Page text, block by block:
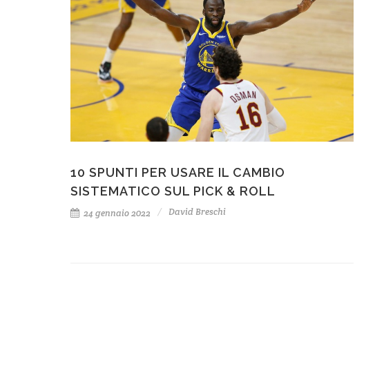
10 SPUNTI PER USARE IL CAMBIO
SISTEMATICO SUL PICK & ROLL
24 gennaio 2022 David Breschi